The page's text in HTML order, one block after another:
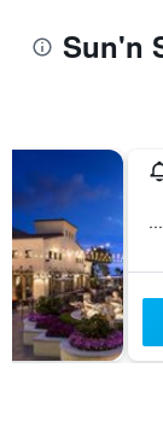
21100 Pacific Coast Highway, هونتينغتون بيتش, CA, الولايات المتحدة الأميريكية